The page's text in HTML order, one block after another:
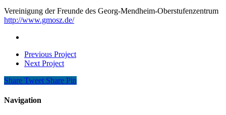
Vereinigung der Freunde des Georg-Mendheim-Oberstufenzentrum
http://www.gmosz.de/
Previous Project
Next Project
Share Tweet Share Pin
Navigation